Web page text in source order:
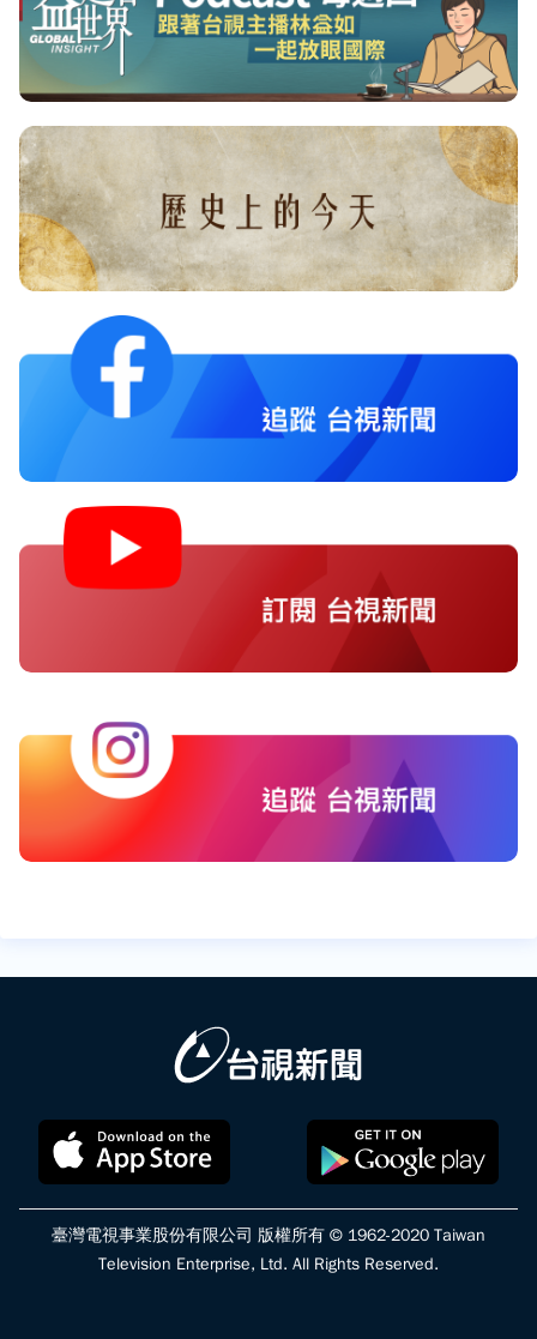
臺灣電視事業股份有限公司 版權所有 © 1962-2020 Taiwan
Television Enterprise, Ltd. All Rights Reserved.